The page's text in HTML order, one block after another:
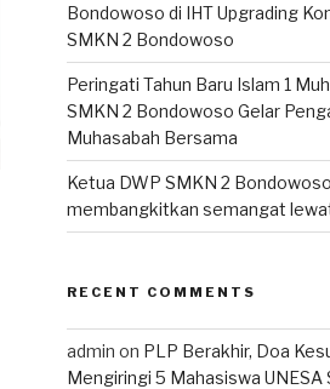
Bondowoso di IHT Upgrading
SMKN 2 Bondowoso
Peringati Tahun Baru Islam 1
SMKN 2 Bondowoso Gelar
Muhasabah Bersama
Ketua DWP SMKN 2 Bondowoso
membangkitkan semangat
RECENT COMMENTS
admin on PLP Berakhir, Doa
Mengiringi 5 Mahasiswa UNESA